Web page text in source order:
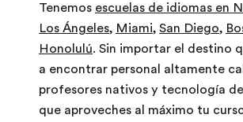
Tenemos escuelas de idiomas en
Los Ángeles, Miami, San Diego,
Honolulú. Sin importar el destino
a encontrar personal altamente
profesores nativos y tecnología
que aproveches al máximo tu